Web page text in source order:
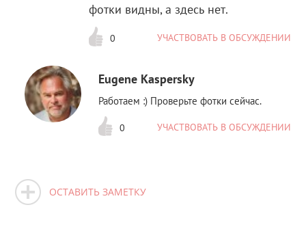
фотки видны, а здесь нет.
0 УЧАСТВОВАТЬ В ОБСУЖДЕНИИ
Eugene Kaspersky
Работаем :) Проверьте фотки сейчас.
0 УЧАСТВОВАТЬ В ОБСУЖДЕНИИ
ОСТАВИТЬ ЗАМЕТКУ